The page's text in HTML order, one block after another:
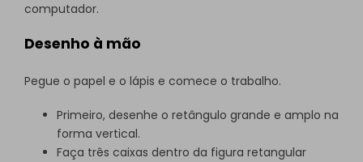
computador.
Desenho à mão
Pegue o papel e o lápis e comece o trabalho.
Primeiro, desenhe o retângulo grande e amplo na
forma vertical.
Faça três caixas dentro da figura retangular